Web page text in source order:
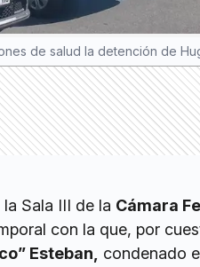
de salud la detención de
Sala III de la Cámara
con la que, por
Esteban,
condenado